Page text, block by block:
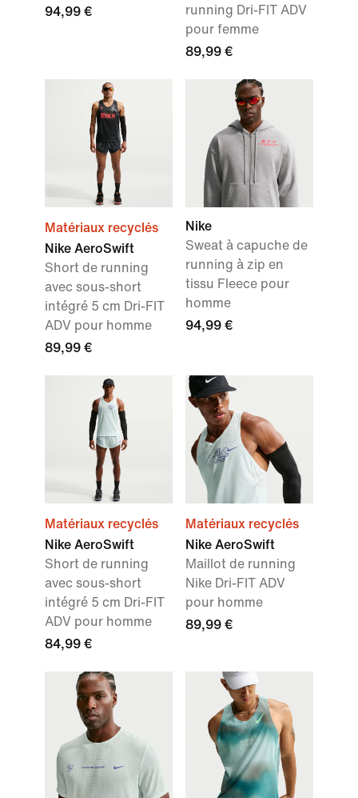
94,99 €
running Dri-FIT ADV
pour femme
89,99 €
Matériaux recyclés
Nike AeroSwift
Short de running
avec sous-short
intégré 5 cm Dri-FIT
ADV pour homme
89,99 €
Nike
Sweat à capuche de
running à zip en
tissu Fleece pour
homme
94,99 €
Matériaux recyclés
Nike AeroSwift
Short de running
avec sous-short
intégré 5 cm Dri-FIT
ADV pour homme
84,99 €
Matériaux recyclés
Nike AeroSwift
Maillot de running
Nike Dri-FIT ADV
pour homme
89,99 €